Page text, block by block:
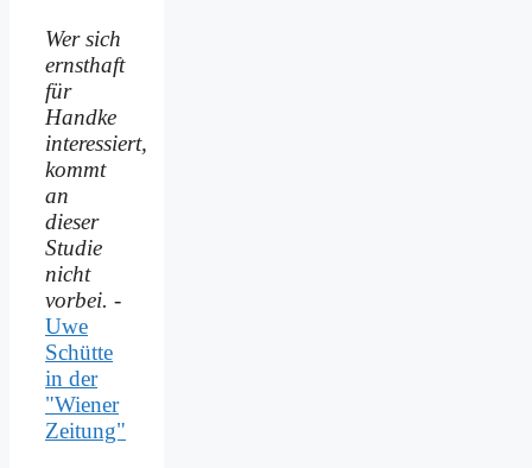
Wer sich
ernsthaft
für
Handke
interessiert,
kommt
an
dieser
Studie
nicht
vorbei. -
Uwe
Schütte
in der
"Wiener
Zeitung"